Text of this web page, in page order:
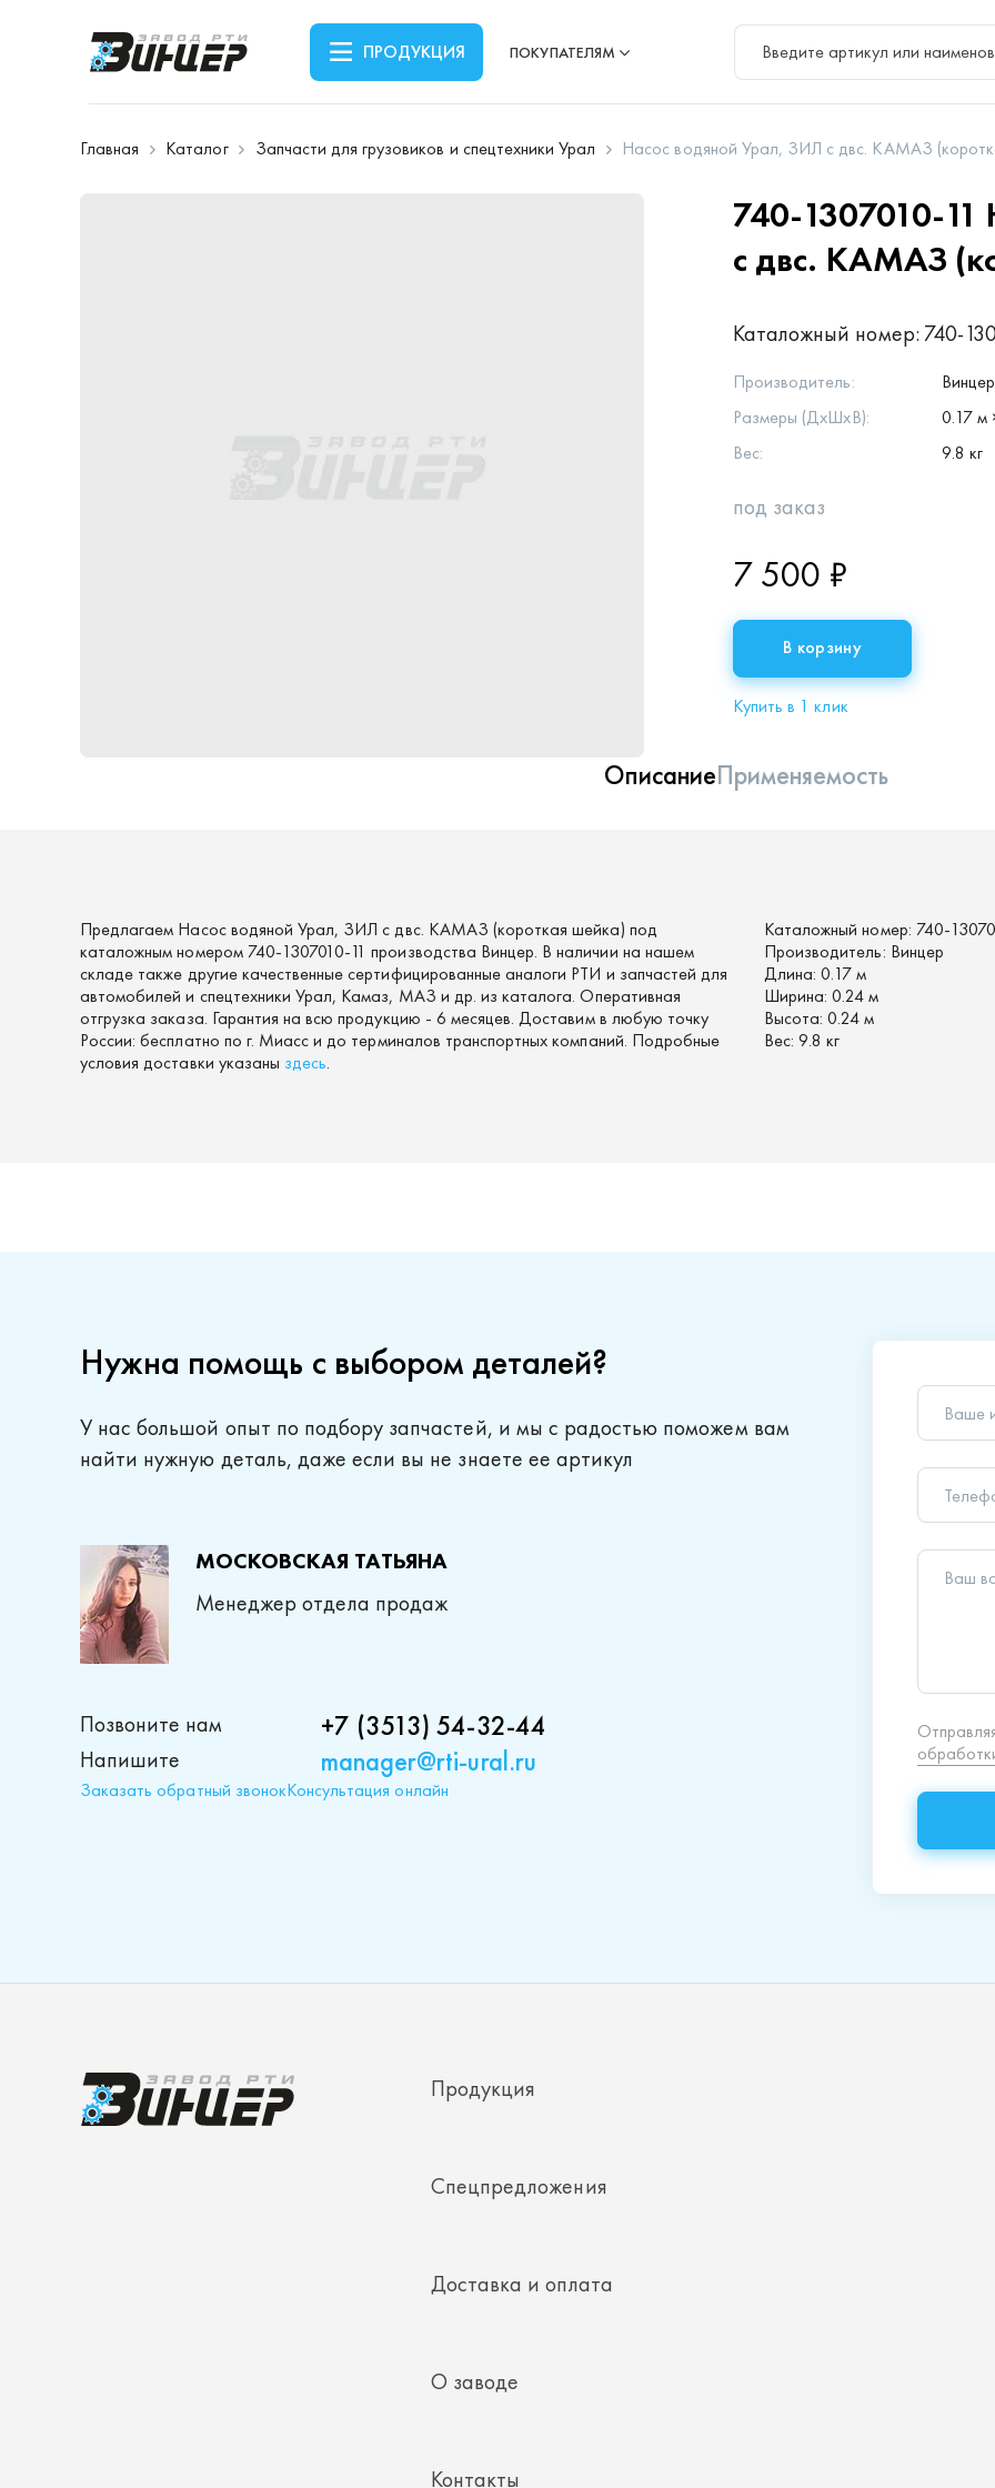
ПРОДУКЦИЯ ПОКУПАТЕЛЯМ
Главная Каталог Запчасти для грузовиков и спецтехники Урал Насос водяной Урал, ЗИЛ с двс. КАМАЗ
740-1307010-11
с двс. КАМАЗ
Каталожный номер: 740-
Производитель:
Винцер
Размеры (ДхШхВ):
0.17 м
Вес:
9.8 кг
под заказ
7 500 ₽
В корзину
Купить в 1 клик
ОписаниеПрименяемость
Предлагаем Насос водяной Урал, ЗИЛ с двс. КАМАЗ (короткая шейка) под
каталожным номером 740-1307010-11 производства Винцер. В наличии на нашем
складе также другие качественные сертифицированные аналоги РТИ и запчастей для
автомобилей и спецтехники Урал, Камаз, МАЗ и др. из каталога. Оперативная
отгрузка заказа. Гарантия на всю продукцию - 6 месяцев. Доставим в любую точку
России: бесплатно по г. Миасс и до терминалов транспортных компаний. Подробные
условия доставки указаны здесь.
Каталожный номер: 740-
Производитель: Винцер
Длина: 0.17 м
Ширина: 0.24 м
Высота: 0.24 м
Вес: 9.8 кг
Нужна помощь с выбором деталей?
У нас большой опыт по подбору запчастей, и мы с радостью поможем вам
найти нужную деталь, даже если вы не знаете ее артикул
МОСКОВСКАЯ ТАТЬЯНА
Менеджер отдела продаж
Позвоните нам +7 (3513) 54-32-44
Напишите manager@rti-ural.ru
Заказать обратный звонокКонсультация онлайн
Ваше
Ваш
Спецпредложения
Доставка и оплата
О заводе
Контакты